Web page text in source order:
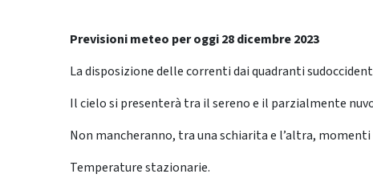
Previsioni meteo per oggi 28 dicembre 2023
La disposizione delle correnti dai quadranti
Il cielo si presenterà tra il sereno e il parzialmente
Non mancheranno, tra una schiarita e l’altra,
Temperature stazionarie.